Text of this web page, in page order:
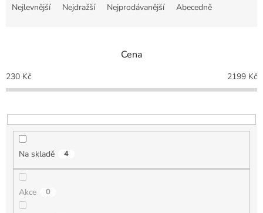
p
r
o
u
Nejlevnější Nejdražší Nejprodávanější Abecedně
Cena
230 Kč 2199 Kč
Na skladě 4
Akce 0